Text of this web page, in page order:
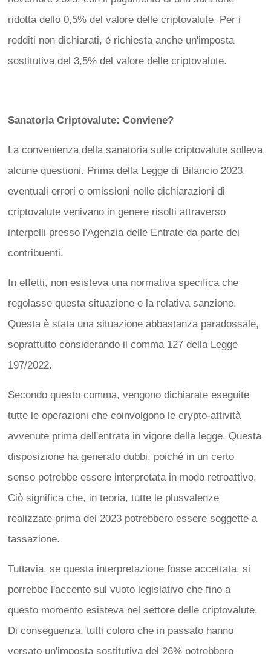
ridotta dello 0,5% del valore delle criptovalute. Per i
redditi non dichiarati, è richiesta anche un'imposta
sostitutiva del 3,5% del valore delle criptovalute.
Sanatoria Criptovalute: Conviene?
La convenienza della sanatoria sulle criptovalute solleva
alcune questioni. Prima della Legge di Bilancio 2023,
eventuali errori o omissioni nelle dichiarazioni di
criptovalute venivano in genere risolti attraverso
interpelli presso l'Agenzia delle Entrate da parte dei
contribuenti.
In effetti, non esisteva una normativa specifica che
regolasse questa situazione e la relativa sanzione.
Questa è stata una situazione abbastanza paradossale,
soprattutto considerando il comma 127 della Legge
197/2022.
Secondo questo comma, vengono dichiarate eseguite
tutte le operazioni che coinvolgono le crypto-attività
avvenute prima dell'entrata in vigore della legge. Questa
disposizione ha generato dubbi, poiché in un certo
senso potrebbe essere interpretata in modo retroattivo.
Ciò significa che, in teoria, tutte le plusvalenze
realizzate prima del 2023 potrebbero essere soggette a
tassazione.
Tuttavia, se questa interpretazione fosse accettata, si
porrebbe l'accento sul vuoto legislativo che fino a
questo momento esisteva nel settore delle criptovalute.
Di conseguenza, tutti coloro che in passato hanno
versato un'imposta sostitutiva del 26% potrebbero